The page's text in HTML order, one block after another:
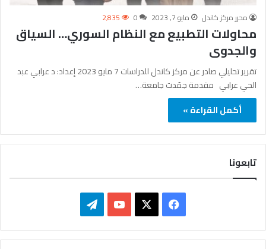
محرر مركز كاندل مايو 7, 2023 0 2٬835
محاولات التطبيع مع النظام السوري… السياق
والجدوى
تقرير تحليلي صادر عن مركز كاندل للدراسات 7 مايو 2023 إعداد: د عرابي عبد
الحي عرابي مقدمة جمّدت جامعة…
أكمل القراءة »
تابعونا
ي
X
Y
ي